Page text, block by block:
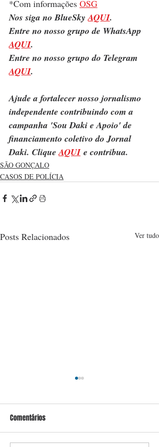
*Com informações OSG
Nos siga no BlueSky AQUI.
Entre no nosso grupo de WhatsApp
AQUI.
Entre no nosso grupo do Telegram
AQUI.
Ajude a fortalecer nosso jornalismo
independente contribuindo com a
campanha 'Sou Daki e Apoio' de
financiamento coletivo do Jornal
Daki. Clique AQUI e contribua.
SÃO GONÇALO
CASOS DE POLÍCIA
Posts Relacionados Ver tudo
Comentários